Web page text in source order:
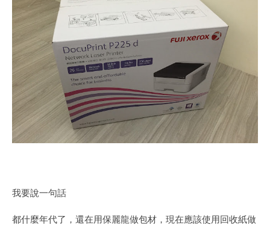
我要說一句話
都什麼年代了，還在用保麗龍做包材，現在應該使用回收紙做